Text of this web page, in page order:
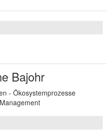
Bajohr
- Ökosystemprozesse